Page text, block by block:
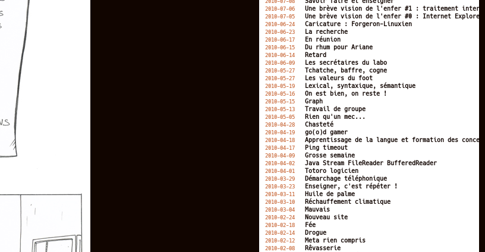
2010-07-08
2010-07-06 Une brève vision de l'enfer #1 : traitement
2010-07-05 Une brève vision de l'enfer #0 : Internet Explorer
2010-06-24 Caricature : Forgeron-Linuxien
2010-06-23 La recherche
2010-06-17 En réunion
2010-06-15 Du rhum pour Ariane
2010-06-14 Retard
2010-06-09 Les secrétaires du labo
2010-05-27 Tchatche, baffre, cogne
2010-05-27 Les valeurs du foot
2010-05-19 Lexical, syntaxique, sémantique
2010-05-16 On est bien, on reste !
2010-05-15 Graph
2010-05-13 Travail de groupe
2010-05-05 Rien qu'un mec...
2010-04-28 Chasteté
2010-04-19 go(o)d gamer
2010-04-18 Apprentissage de la langue et formation des
2010-04-17 Ping timeout
2010-04-09 Grosse semaine
2010-04-02 Java Stream FileReader BufferedReader
2010-04-01 Totoro logicien
2010-03-29 Démarchage téléphonique
2010-03-23 Enseigner, c'est répéter !
2010-03-11 Huile de palme
2010-03-10 Réchauffement climatique
2010-03-04 Mauvais
2010-02-24 Nouveau site
2010-02-18 Fée
2010-02-14 Drogue
2010-02-12 Meta rien compris
2010-02-08 Rêvasserie